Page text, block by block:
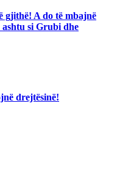
gjithë! A do të mbajnë
si Grubi dhe
drejtësinë!